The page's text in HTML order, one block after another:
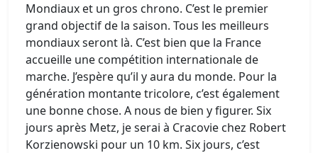
Mondiaux et un gros chrono. C’est le premier
grand objectif de la saison. Tous les meilleurs
mondiaux seront là. C’est bien que la France
accueille une compétition internationale de
marche. J’espère qu’il y aura du monde. Pour la
génération montante tricolore, c’est également
une bonne chose. A nous de bien y figurer. Six
jours après Metz, je serai à Cracovie chez Robert
Korzienowski pour un 10 km. Six jours, c’est